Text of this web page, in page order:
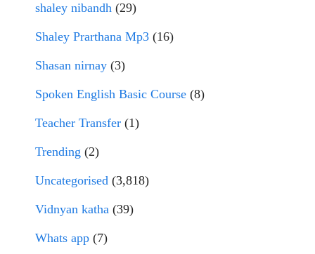
shaley nibandh (29)
Shaley Prarthana Mp3 (16)
Shasan nirnay (3)
Spoken English Basic Course (8)
Teacher Transfer (1)
Trending (2)
Uncategorised (3,818)
Vidnyan katha (39)
Whats app (7)